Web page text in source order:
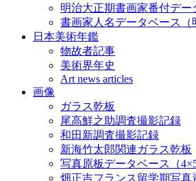
明治大正期書画家番付デー
書画家人名データベース
日本美術年鑑
物故者記事
美術界年史
Art news articles
画像
ガラス乾板
尾高鮮之助調査撮影記録
和田新調査撮影記録
新海竹太郎関連ガラス乾板
写真原板データベース（
畑正吉フランス留学期写真